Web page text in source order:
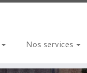
Nos services